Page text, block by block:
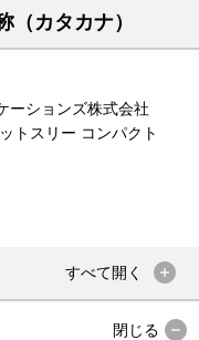
（カタカナ）
ーションズ株式会社
トスリー コンパクト
すべて開く
閉じる